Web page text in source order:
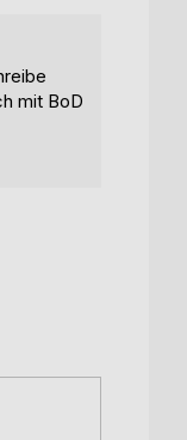
mit BoD